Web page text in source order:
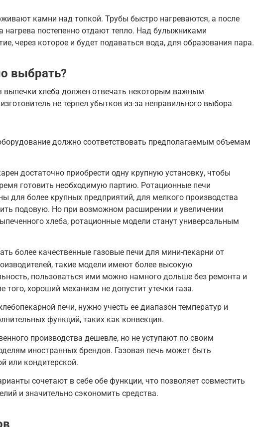
камни над топкой. Трубы быстро нагреваются, а после
нагрева постепенно отдают тепло. Над булыжниками
через которое и будет подаваться вода, для образования пара.
выбрать?
выпечки хлеба должен отвечать некоторым важным
не терпел убытков из-за неправильного выбора
должно соответствовать предполагаемым объемам
достаточно приобрести одну крупную установку, чтобы
готовить необходимую партию. Ротационные печи
для более крупных предприятий, для мелкого производства
подовую. Но при возможном расширении и увеличении
хлеба, ротационные модели станут универсальным
более качественные газовые печи для мини-пекарни от
такие модели имеют более высокую
пользоваться ими можно намного дольше без ремонта и
того, хороший механизм не допустит утечки газа.
печи, нужно учесть ее диапазон температур и
функций, таких как конвекция.
производства дешевле, но не уступают по своим
иностранных брендов. Газовая печь может быть
или кондитерской.
сочетают в себе обе функции, что позволяет совместить
и значительно сэкономить средства.